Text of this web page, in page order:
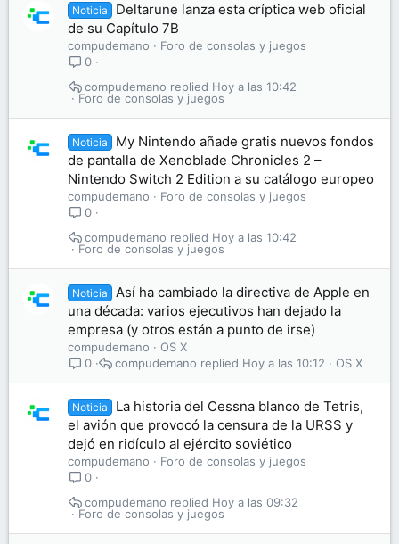
Noticia
Deltarune lanza esta críptica web oficial
de su Capítulo 7B
compudemano
Foro de consolas y juegos
0
Foro de consolas y juegos
Hoy a las 10:42
compudemano
Noticia
My Nintendo añade gratis nuevos fondos
de pantalla de Xenoblade Chronicles 2 –
Nintendo Switch 2 Edition a su catálogo europeo
compudemano
Foro de consolas y juegos
0
Foro de consolas y juegos
Hoy a las 10:42
compudemano
Noticia
Así ha cambiado la directiva de Apple en
una década: varios ejecutivos han dejado la
empresa (y otros están a punto de irse)
compudemano
OS X
0
OS X
Hoy a las 10:12
compudemano
Noticia
La historia del Cessna blanco de Tetris,
el avión que provocó la censura de la URSS y
dejó en ridículo al ejército soviético
compudemano
Foro de consolas y juegos
0
Foro de consolas y juegos
Hoy a las 09:32
compudemano